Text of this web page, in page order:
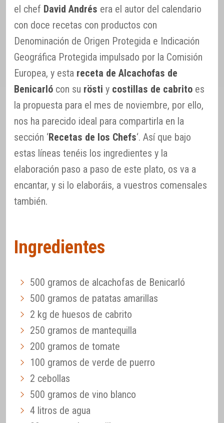
el chef David Andrés era el autor del calendario
con doce recetas con productos con
Denominación de Origen Protegida e Indicación
Geográfica Protegida impulsado por la Comisión
Europea, y esta receta de Alcachofas de
Benicarló con su rösti y costillas de cabrito es
la propuesta para el mes de noviembre, por ello,
nos ha parecido ideal para compartirla en la
sección ‘Recetas de los Chefs‘. Así que bajo
estas líneas tenéis los ingredientes y la
elaboración paso a paso de este plato, os va a
encantar, y si lo elaboráis, a vuestros comensales
también.
Ingredientes
500 gramos de alcachofas de Benicarló
500 gramos de patatas amarillas
2 kg de huesos de cabrito
250 gramos de mantequilla
200 gramos de tomate
100 gramos de verde de puerro
2 cebollas
500 gramos de vino blanco
4 litros de agua